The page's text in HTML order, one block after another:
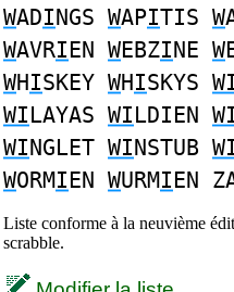
WADINGS WAPITIS W
WAVRIEN WEBZINE W
WHISKEY WHISKYS
WILAYAS WILDIEN
WINGLET WINSTUB
WORMIEN WURMIEN
Liste conforme à la neuvième
scrabble.